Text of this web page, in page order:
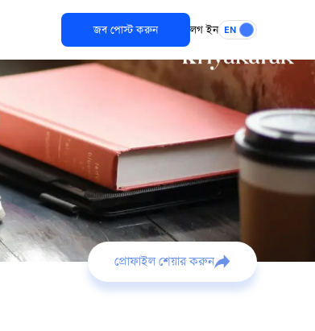
জব পোস্ট করুন লগ ইন EN
প্রোফাইল শেয়ার করুন